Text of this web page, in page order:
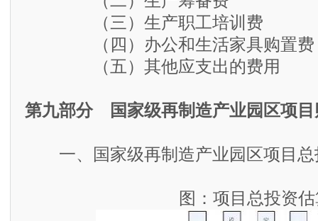
（三）生产职工培训费
（四）办公和生活家具购置费
（五）其他应支出的费用
第九部分 国家级再制造产业园区项目
一、国家级再制造产业园区项目总
图：项目总投资估